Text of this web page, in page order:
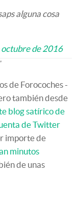
alguna cosa
octubre de 2016
de Forocoches -
también desde
blog satírico de
de Twitter
importe de
minutos
de unas